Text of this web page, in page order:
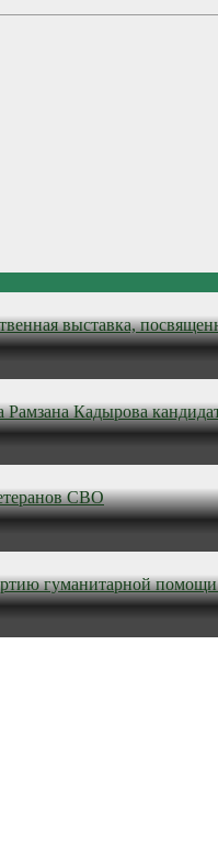
выставка,
Рамзана Кадырова
СВО
гуманитарной